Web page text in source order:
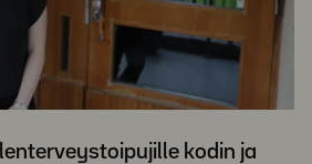
kodin ja